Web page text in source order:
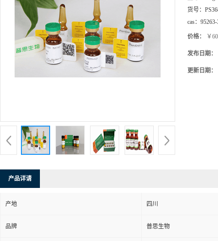
货号：
cas：
价格： ￥
发布日期：
更新日期：
产品详请
产地 四川
品牌 普思生物